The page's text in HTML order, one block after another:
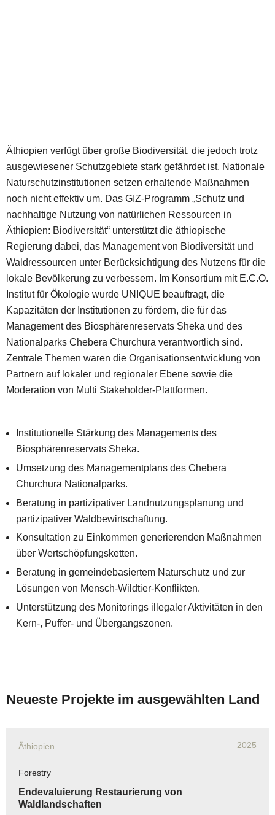
Äthiopien verfügt über große Biodiversität, die jedoch trotz
ausgewiesener Schutzgebiete stark gefährdet ist. Nationale
Naturschutzinstitutionen setzen erhaltende Maßnahmen
noch nicht effektiv um. Das GIZ-Programm „Schutz und
nachhaltige Nutzung von natürlichen Ressourcen in
Äthiopien: Biodiversität“ unterstützt die äthiopische
Regierung dabei, das Management von Biodiversität und
Waldressourcen unter Berücksichtigung des Nutzens für die
lokale Bevölkerung zu verbessern. Im Konsortium mit E.C.O.
Institut für Ökologie wurde UNIQUE beauftragt, die
Kapazitäten der Institutionen zu fördern, die für das
Management des Biosphärenreservats Sheka und des
Nationalparks Chebera Churchura verantwortlich sind.
Zentrale Themen waren die Organisationsentwicklung von
Partnern auf lokaler und regionaler Ebene sowie die
Moderation von Multi Stakeholder-Plattformen.
Institutionelle Stärkung des Managements des
Biosphärenreservats Sheka.
Umsetzung des Managementplans des Chebera
Churchura Nationalparks.
Beratung in partizipativer Landnutzungsplanung und
partizipativer Waldbewirtschaftung.
Konsultation zu Einkommen generierenden Maßnahmen
über Wertschöpfungsketten.
Beratung in gemeindebasiertem Naturschutz und zur
Lösungen von Mensch-Wildtier-Konflikten.
Unterstützung des Monitorings illegaler Aktivitäten in den
Kern-, Puffer- und Übergangszonen.
Neueste Projekte im ausgewählten Land
Äthiopien 2025
Forestry
Endevaluierung Restaurierung von
Waldlandschaften